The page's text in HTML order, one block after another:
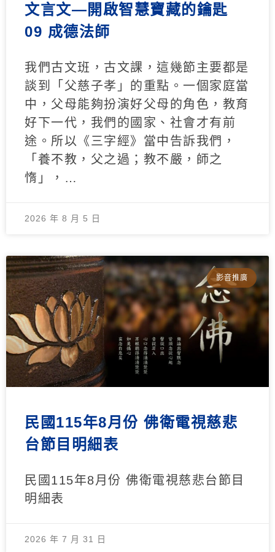
文言文—開啟智慧寶藏的鑰匙
09 成德法師
我們古文班，古文課，這幾節主要都是
談到「父慈子孝」的重點。一個家庭當
中，父母能夠扮演好父母的角色，教育
好下一代，我們的國家、社會才有前
途。所以《三字經》當中告訴我們，
「養不教，父之過；教不嚴，師之
惰」，…
2026 年 8 月 5 日
影音推廣
民國115年8月份 佛衛電視慈悲
台節目明細表
民國115年8月份 佛衛電視慈悲台節目
明細表
2026 年 7 月 31 日